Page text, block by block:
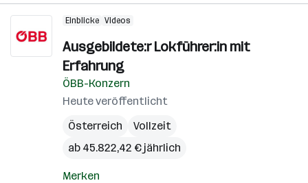
Einblicke Videos
Ausgebildete:r Lokführer:in mit
Erfahrung
ÖBB-Konzern
Heute veröffentlicht
Österreich
Vollzeit
ab 45.822,42 € jährlich
Merken